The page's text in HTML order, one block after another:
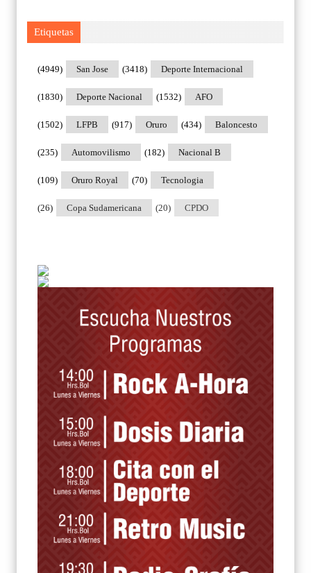
Etiquetas
San Jose
(4949) Deporte Internacional
(3418)
Deporte Nacional
(1830) AFO
(1532)
LFPB
(1502) Oruro
(917) Baloncesto
(434)
Automovilismo
(235) Nacional B
(182)
Oruro Royal
(109) Tecnologia
(70)
Copa Sudamericana
(26) CPDO
(20)